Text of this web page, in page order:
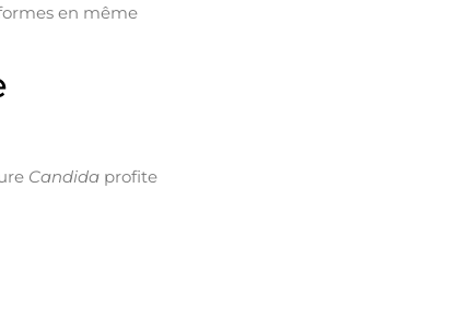
en même
Candida profite